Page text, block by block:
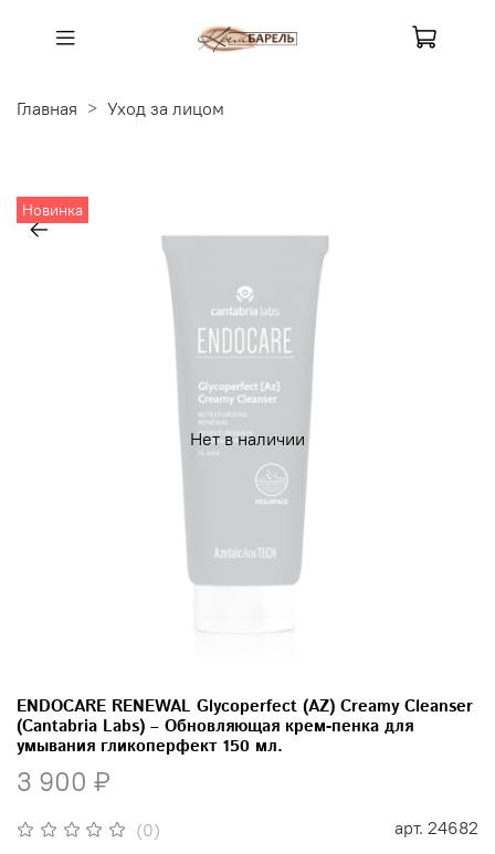
Главная Уход за лицом
Нет в наличии
Новинка
(0) арт. 24682
ENDOCARE RENEWAL Glycoperfect (AZ) Creamy Cleanser
(Cantabria Labs) – Обновляющая крем-пенка для
умывания гликоперфект 150 мл.
3 900 ₽